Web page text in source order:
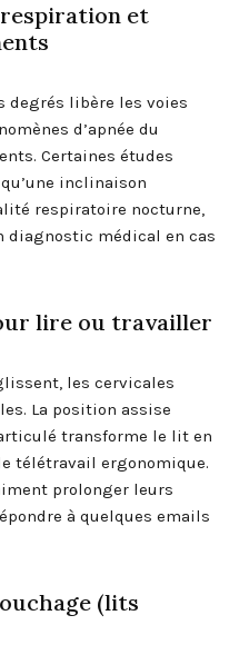
et
degrés libère les voies
d’apnée du
Certaines études
inclinaison
respiratoire nocturne,
diagnostic médical en cas
lire ou travailler
les cervicales
La position assise
transforme le lit en
télétravail ergonomique.
prolonger leurs
à quelques emails
(lits